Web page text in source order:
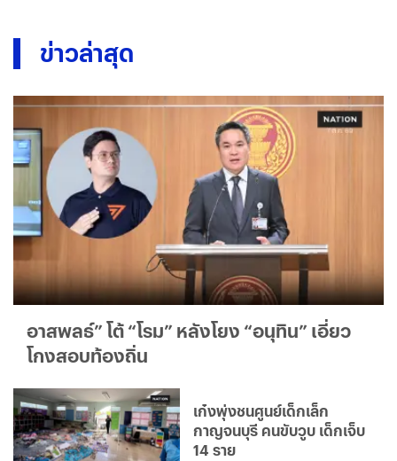
ข่าวล่าสุด
อาสพลธ์” โต้ “โรม” หลังโยง “อนุทิน” เอี่ยว
โกงสอบท้องถิ่น
เก๋งพุ่งชนศูนย์เด็กเล็ก
กาญจนบุรี คนขับวูบ เด็กเจ็บ
14 ราย